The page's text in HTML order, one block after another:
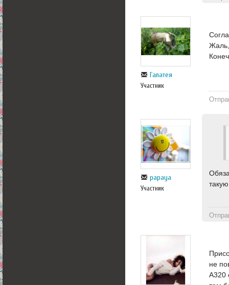
Галатея
Участник
Жаль,
papaya
Участник
не
А320